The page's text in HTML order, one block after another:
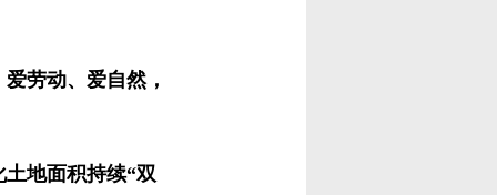
劳动、爱自然，
地面积持续“双